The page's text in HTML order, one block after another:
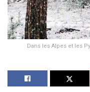
Dans les Alpes et les